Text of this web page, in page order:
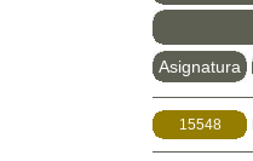
Asignatura
15548